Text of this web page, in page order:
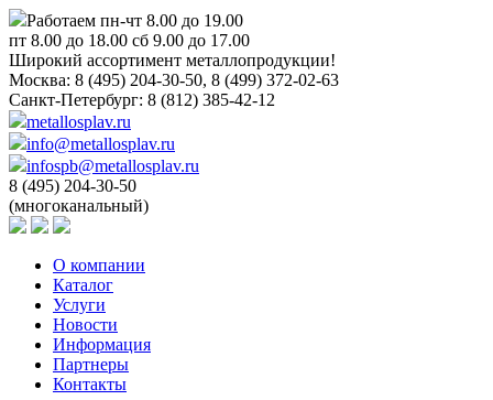
Работаем пн-чт 8.00 до 19.00
пт 8.00 до 18.00 сб 9.00 до 17.00
Широкий ассортимент металлопродукции!
Москва: 8 (495) 204-30-50, 8 (499) 372-02-63
Санкт-Петербург: 8 (812) 385-42-12
metallosplav.ru
info@metallosplav.ru
infospb@metallosplav.ru
8 (495) 204-30-50
(многоканальный)
О компании
Каталог
Услуги
Новости
Информация
Партнеры
Контакты